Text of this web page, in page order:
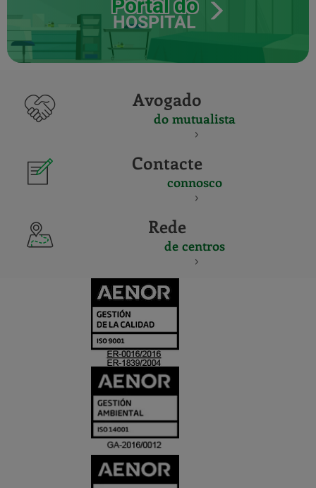
Portal do
HOSPITAL
Avogado
do mutualista
Contacte
connosco
Rede
de centros